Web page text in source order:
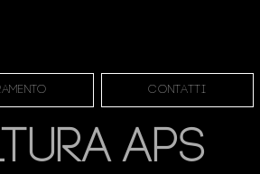
Contatti
APS